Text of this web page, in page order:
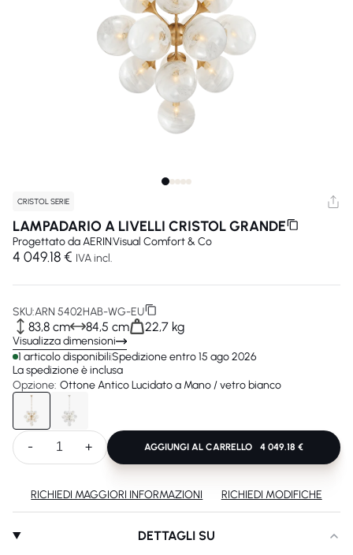
DETTAGLI SU
CRISTOL SERIE
LAMPADARIO A LIVELLI CRISTOL GRANDE
Progettato daAERINVisual Comfort & Co
4 049.18 € IVA incl.
SKU:ARN 5402HAB-WG-EU
83,8 cm 84,5 cm 22,7 kg
Visualizza dimensioni
1 articolo disponibiliSpedizione entro 15 ago 2026
La spedizione è inclusa
Opzione: Ottone Antico Lucidato a Mano / vetro bianco
- + AGGIUNGI AL CARRELLO 4 049.18 €
RICHIEDI MAGGIORI INFORMAZIONI RICHIEDI MODIFICHE